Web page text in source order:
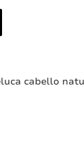
cabello